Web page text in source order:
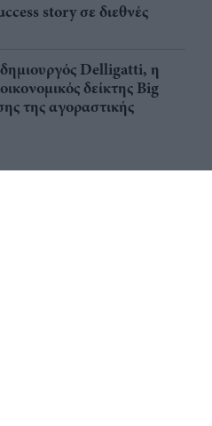
story σε διεθνές
Delligatti, η
δείκτης Big
της αγοραστικής